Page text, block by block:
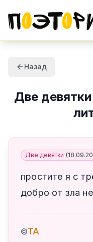
Назад
Две девятки
Две девятки (
простите я с
добро от зла
©TA